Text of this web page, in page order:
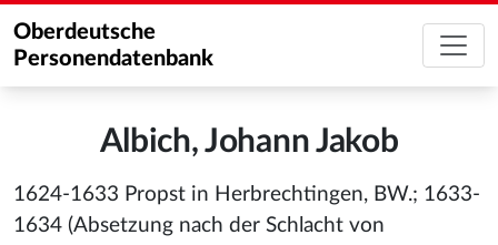
Oberdeutsche
Personendatenbank
Albich, Johann Jakob
1624-1633 Propst in Herbrechtingen, BW.; 1633-
1634 (Absetzung nach der Schlacht von